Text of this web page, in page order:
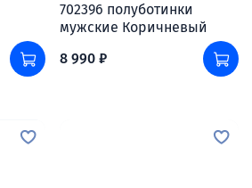
702396 полуботинки
мужские Коричневый
8 990 ₽